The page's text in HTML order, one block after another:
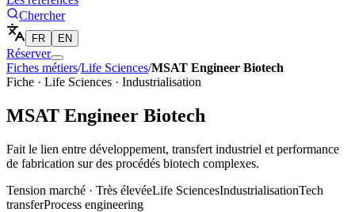
Chercher
FR EN
Réserver
Fiches métiers/Life Sciences/MSAT Engineer Biotech
Fiche · Life Sciences · Industrialisation
MSAT Engineer Biotech
Fait le lien entre développement, transfert industriel et performance
de fabrication sur des procédés biotech complexes.
Tension marché · Très élevéeLife SciencesIndustrialisationTech
transferProcess engineering